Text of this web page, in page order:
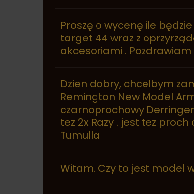
Proszę o wycenę ile
target 44 wraz z
akcesoriami . Pozdrawiam
Dzien dobry, chcelbym
Remington New Model
czarnoprochowy
tez 2x Razy . jest tez
Tumulla
Witam. Czy to jest model